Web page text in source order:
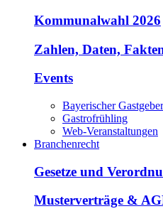
Kommunalwahl 2026
Zahlen, Daten,
Events
Bayerischer
Gastrofrühling
Web-Veranstaltungen
Branchenrecht
Gesetze und
Musterverträge &